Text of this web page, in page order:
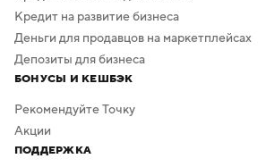
Кредит на развитие бизнеса
Деньги для продавцов на маркетплейсах
Депозиты для бизнеса
БОНУСЫ И КЕШБЭК
Рекомендуйте Точку
Акции
ПОДДЕРЖКА